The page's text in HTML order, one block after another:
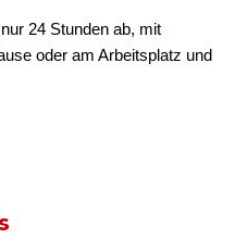
24 Stunden ab, mit
oder am Arbeitsplatz und